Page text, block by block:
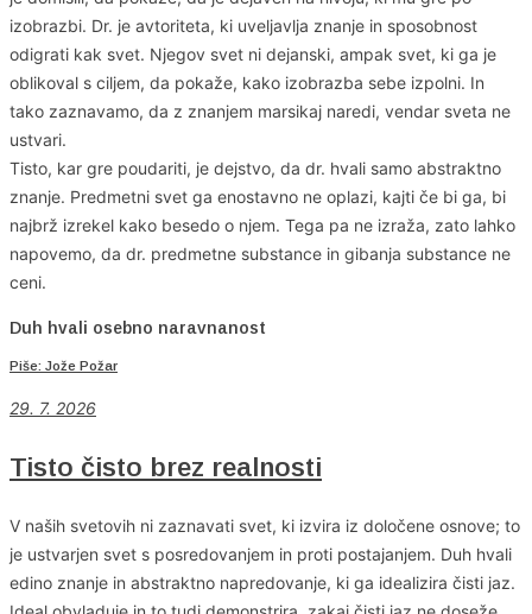
izobrazbi. Dr. je avtoriteta, ki uveljavlja znanje in sposobnost
odigrati kak svet. Njegov svet ni dejanski, ampak svet, ki ga je
oblikoval s ciljem, da pokaže, kako izobrazba sebe izpolni. In
tako zaznavamo, da z znanjem marsikaj naredi, vendar sveta ne
ustvari.
Tisto, kar gre poudariti, je dejstvo, da dr. hvali samo abstraktno
znanje. Predmetni svet ga enostavno ne oplazi, kajti če bi ga, bi
najbrž izrekel kako besedo o njem. Tega pa ne izraža, zato lahko
napovemo, da dr. predmetne substance in gibanja substance ne
ceni.
Duh hvali osebno naravnanost
Piše: Jože Požar
29. 7. 2026
Tisto čisto brez realnosti
V naših svetovih ni zaznavati svet, ki izvira iz določene osnove; to
je ustvarjen svet s posredovanjem in proti postajanjem. Duh hvali
edino znanje in abstraktno napredovanje, ki ga idealizira čisti jaz.